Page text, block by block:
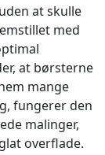
at skulle
med
at børsterne
mange
fungerer den
malinger,
overflade.